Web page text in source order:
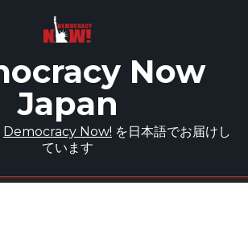
Now
Japan
Democracy Now! を日本語でお届けし
ています